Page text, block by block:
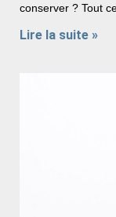
conserver ? Tout
Lire la suite »